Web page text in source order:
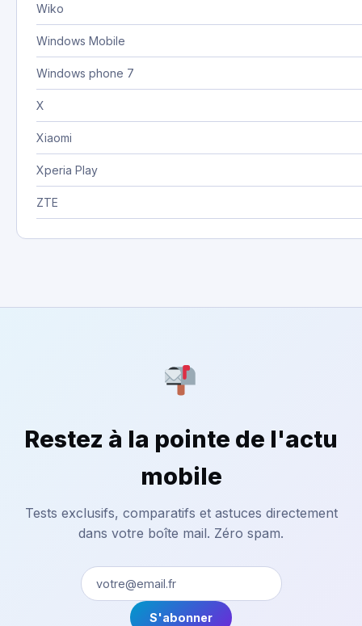
Wiko
Windows Mobile
Windows phone 7
X
Xiaomi
Xperia Play
ZTE
Restez à la pointe de l'actu
mobile
Tests exclusifs, comparatifs et astuces directement
dans votre boîte mail. Zéro spam.
S'abonner